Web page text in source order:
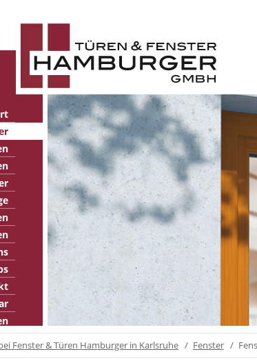
Fenster & Türen Hamburger in Karlsruhe Fenster